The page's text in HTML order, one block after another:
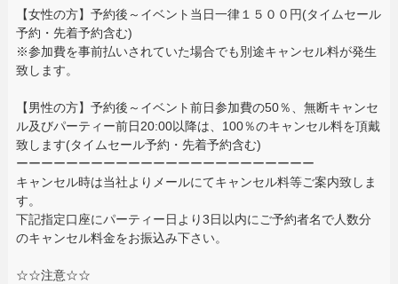
【女性の方】予約後～イベント当日一律１５００円(タイムセール
予約・先着予約含む)
※参加費を事前払いされていた場合でも別途キャンセル料が発生
致します。
【男性の方】予約後～イベント前日参加費の50％、無断キャンセ
ル及びパーティー前日20:00以降は、100％のキャンセル料を頂戴
致します(タイムセール予約・先着予約含む)
ーーーーーーーーーーーーーーーーーーーーーーーー
キャンセル時は当社よりメールにてキャンセル料等ご案内致しま
す。
下記指定口座にパーティー日より3日以内にご予約者名で人数分
のキャンセル料金をお振込み下さい。
☆☆注意☆☆